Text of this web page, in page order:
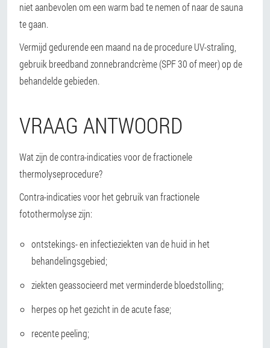
niet aanbevolen om een warm bad te nemen of naar de sauna
te gaan.
Vermijd gedurende een maand na de procedure UV-straling,
gebruik breedband zonnebrandcrème (SPF 30 of meer) op de
behandelde gebieden.
VRAAG ANTWOORD
Wat zijn de contra-indicaties voor de fractionele
thermolyseprocedure?
Contra-indicaties voor het gebruik van fractionele
fotothermolyse zijn:
ontstekings- en infectieziekten van de huid in het
behandelingsgebied;
ziekten geassocieerd met verminderde bloedstolling;
herpes op het gezicht in de acute fase;
recente peeling;